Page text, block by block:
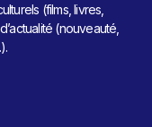
(films, livres,
(nouveauté,